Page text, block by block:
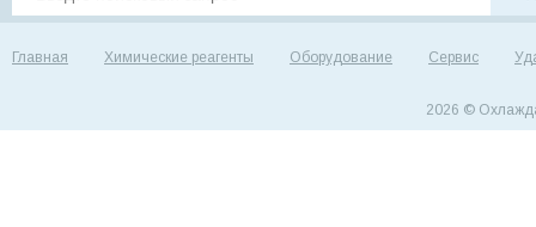
Главная Химические реагенты Оборудование Сервис
2026 ©